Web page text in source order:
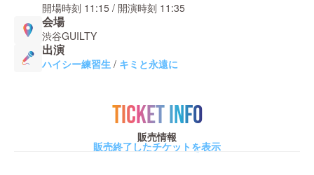
開場時刻 11:15 / 開演時刻 11:35
会場
渋谷GUILTY
出演
ハイシー練習生 / キミと永遠に
TICKET INFO
販売情報
販売終了したチケットを表示